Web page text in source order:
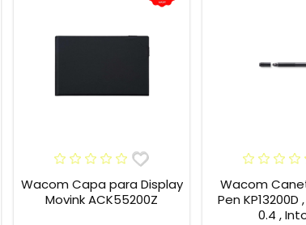
Wacom Capa para Display
Movink ACK55200Z
Wacom
Pen KP13200D
0.4 ,